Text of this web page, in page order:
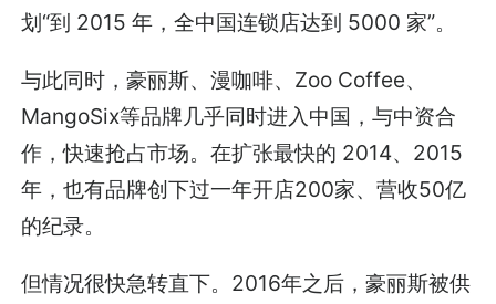
划“到 2015 年，全中国连锁店达到 5000 家”。
与此同时，豪丽斯、漫咖啡、Zoo Coffee、
MangoSix等品牌几乎同时进入中国，与中资合
作，快速抢占市场。在扩张最快的 2014、2015
年，也有品牌创下过一年开店200家、营收50亿
的纪录。
但情况很快急转直下。2016年之后，豪丽斯被供